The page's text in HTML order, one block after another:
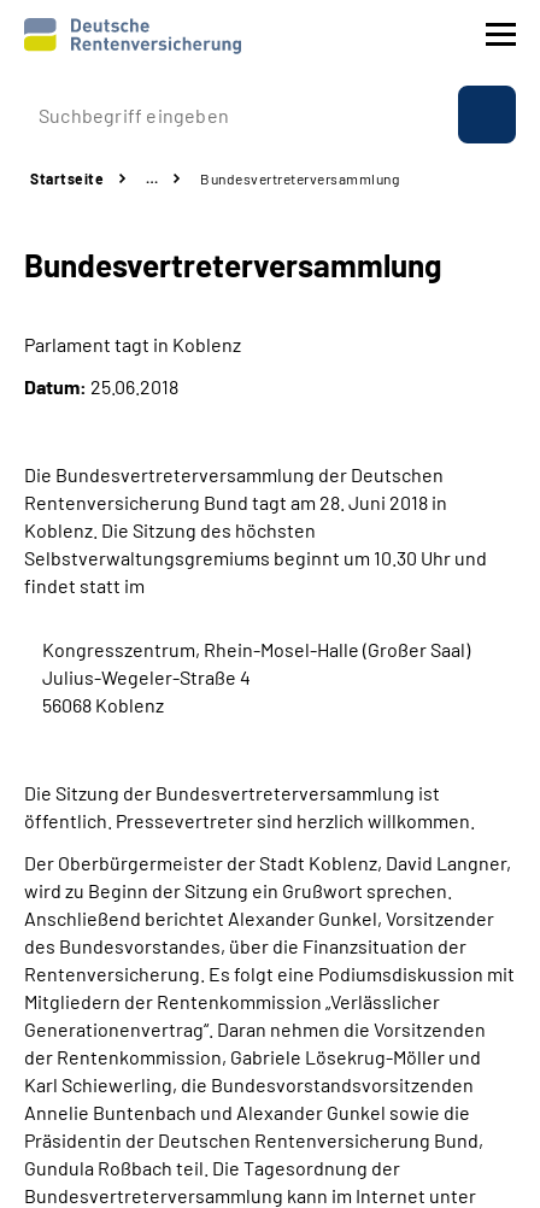
Prävention
Rente
Beratung & Kontakt
Experten
Über uns & Presse
Online-Services
Suche
Language
Leichte Sprache
Mein Kundenportal
Startseite … Bundesvertreterversammlung
Bundesvertreterversammlung
Parlament tagt in Koblenz
Datum: 25.06.2018
Die Bundesvertreterversammlung der Deutschen
Rentenversicherung Bund tagt am 28. Juni 2018 in
Koblenz. Die Sitzung des höchsten
Selbstverwaltungsgremiums beginnt um 10.30 Uhr und
findet statt im
Kongresszentrum, Rhein-Mosel-Halle (Großer Saal)
Julius-Wegeler-Straße 4
56068 Koblenz
Die Sitzung der Bundesvertreterversammlung ist
öffentlich. Pressevertreter sind herzlich willkommen.
Der Oberbürgermeister der Stadt Koblenz, David Langner,
wird zu Beginn der Sitzung ein Grußwort sprechen.
Anschließend berichtet Alexander Gunkel, Vorsitzender
des Bundesvorstandes, über die Finanzsituation der
Rentenversicherung. Es folgt eine Podiumsdiskussion mit
Mitgliedern der Rentenkommission „Verlässlicher
Generationenvertrag“. Daran nehmen die Vorsitzenden
der Rentenkommission, Gabriele Lösekrug-Möller und
Karl Schiewerling, die Bundesvorstandsvorsitzenden
Annelie Buntenbach und Alexander Gunkel sowie die
Präsidentin der Deutschen Rentenversicherung Bund,
Gundula Roßbach teil. Die Tagesordnung der
Bundesvertreterversammlung kann im Internet unter